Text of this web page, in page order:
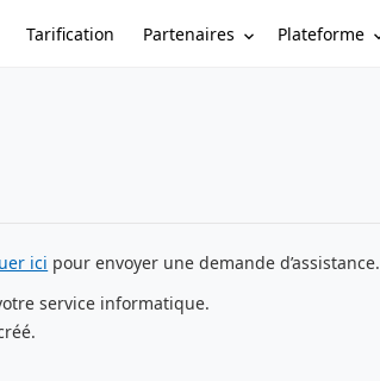
Tarification Partenaires Plateforme
ici pour envoyer une demande d’assistance.
service informatique.